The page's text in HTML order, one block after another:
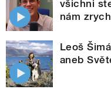
všichni
nám
Leoš
aneb